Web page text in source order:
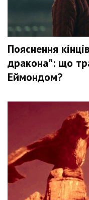
Пояснення
дракона": що
Еймондом?